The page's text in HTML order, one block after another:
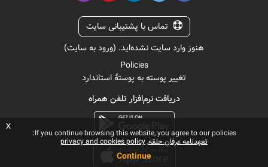
تماس با پشتیبانی سایت
هنوز وارد سایت نشده‌اید. (ورود به سایت)
Policies
تغییر پوسته به پوستهٔ استاندارد
دریافت نرم‌افزار تلفن همراه
If you continue browsing this website, you agree to our policies:
تعهدنامه عرفان حلقه privacy and cookies policy
Continue
x